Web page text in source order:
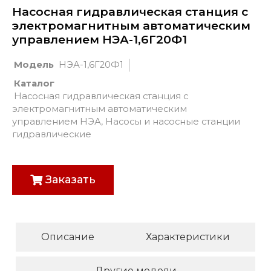
Насосная гидравлическая станция с
электромагнитным автоматическим
управлением НЭА-1,6Г20Ф1
Модель
НЭА-1,6Г20Ф1
Каталог
Насосная гидравлическая станция с
электромагнитным автоматическим
управлением НЭА, Насосы и насосные станции
гидравлические
Заказать
Описание Характеристики